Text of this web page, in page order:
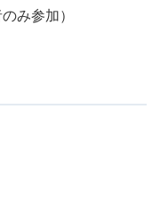
み参加）